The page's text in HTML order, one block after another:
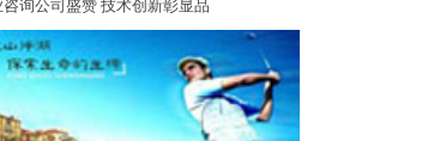
询公司盛赞 技术创新彰显品